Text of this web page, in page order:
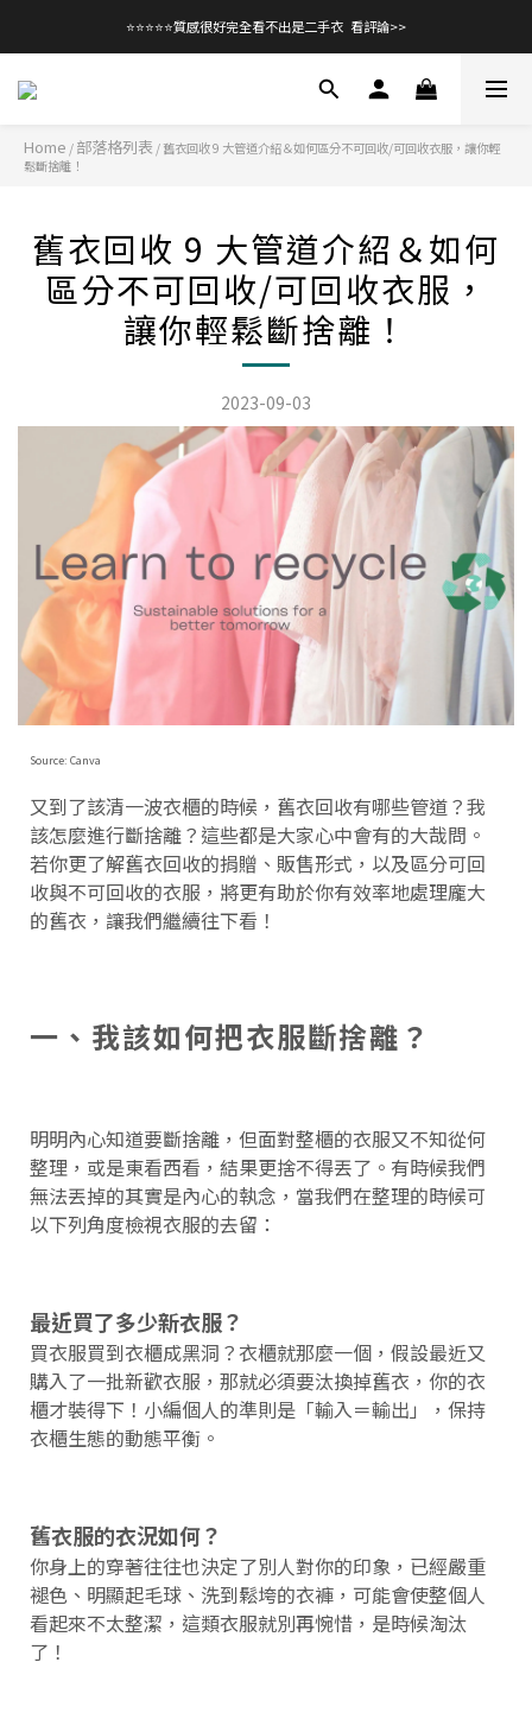
⭐⭐⭐⭐⭐質感很好完全看不出是二手衣  看評論>>
Home / 部落格列表 /舊衣回收 9 大管道介紹＆如何區分不可回收/可回收衣服，讓你輕
鬆斷捨離！
舊衣回收 9 大管道介紹＆如何
區分不可回收/可回收衣服，
讓你輕鬆斷捨離！
2023-09-03
Source: Canva
又到了該清一波衣櫃的時候，舊衣回收有哪些管道？我
該怎麼進行斷捨離？這些都是大家心中會有的大哉問。
若你更了解舊衣回收的捐贈、販售形式，以及區分可回
收與不可回收的衣服，將更有助於你有效率地處理龐大
的舊衣，讓我們繼續往下看！
一、我該如何把衣服斷捨離？
明明內心知道要斷捨離，但面對整櫃的衣服又不知從何
整理，或是東看西看，結果更捨不得丟了。有時候我們
無法丟掉的其實是內心的執念，當我們在整理的時候可
以下列角度檢視衣服的去留：
最近買了多少新衣服？
買衣服買到衣櫃成黑洞？衣櫃就那麼一個，假設最近又
購入了一批新歡衣服，那就必須要汰換掉舊衣，你的衣
櫃才裝得下！小編個人的準則是「輸入＝輸出」，保持
衣櫃生態的動態平衡。
舊衣服的衣況如何？
你身上的穿著往往也決定了別人對你的印象，已經嚴重
褪色、明顯起毛球、洗到鬆垮的衣褲，可能會使整個人
看起來不太整潔，這類衣服就別再惋惜，是時候淘汰
了！